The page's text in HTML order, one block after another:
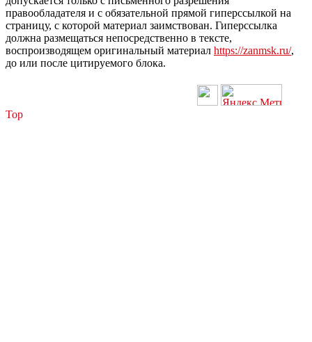
правообладателя и с обязательной прямой гиперссылкой на
страницу, с которой материал заимствован. Гиперссылка
должна размещаться непосредственно в тексте,
воспроизводящем оригинальный материал https://zanmsk.ru/,
до или после цитируемого блока.
Top